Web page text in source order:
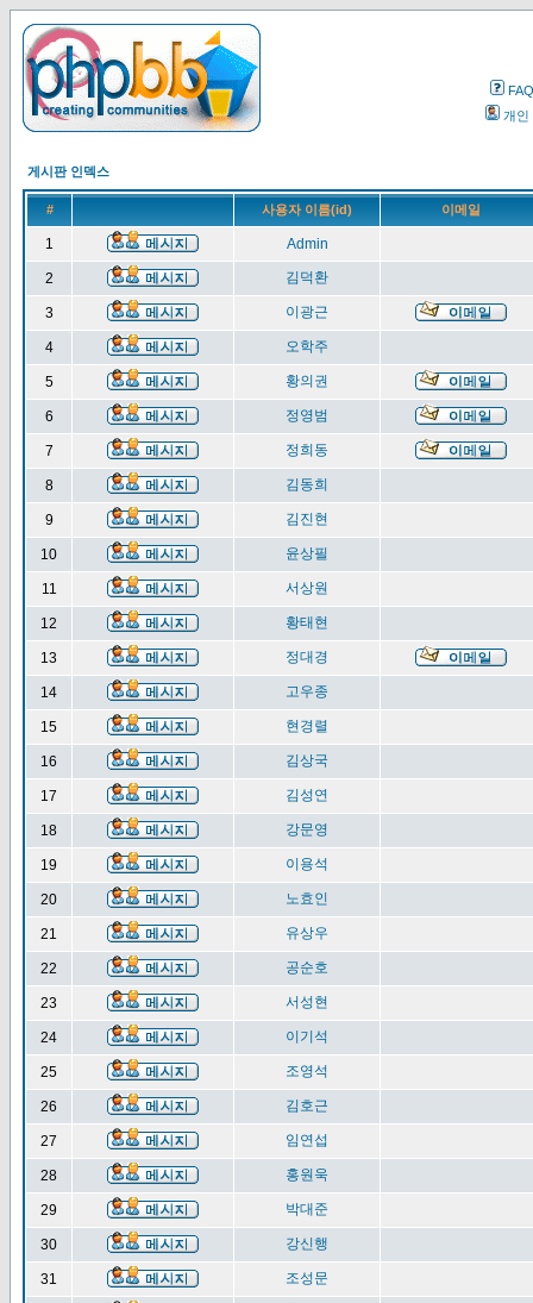
FAQ
개인
게시판 인덱스
# 사용자 이름(id) 이메일
1 Admin
2 김덕환
3 이광근
4 오학주
5 황의권
6 정영범
7 정희동
8 김동희
9 김진현
10 윤상필
11 서상원
12 황태현
13 정대경
14 고우종
15 현경렬
16 김상국
17 김성연
18 강문영
19 이용석
20 노효인
21 유상우
22 공순호
23 서성현
24 이기석
25 조영석
26 김호근
27 임연섭
28 홍원욱
29 박대준
30 강신행
31 조성문